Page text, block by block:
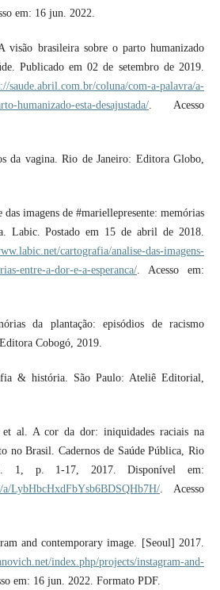
em: 16 jun. 2022.
visão brasileira sobre o parto humanizado
Publicado em 02 de setembro de 2019.
saude.abril.com.br/coluna/com-a-palavra/a-
humanizado-esta-desajustada/. Acesso
da vagina. Rio de Janeiro: Editora Globo,
imagens de #mariellepresente: memórias
Labic. Postado em 15 de abril de 2018.
cartografia/analise-das-imagens-
entre-a-dor-e-a-esperanca/. Acesso em:
da plantação: episódios de racismo
Cobogó, 2019.
& história. São Paulo: Ateliê Editorial,
al. A cor da dor: iniquidades raciais na
no Brasil. Cadernos de Saúde Pública, Rio
1, p. 1-17, 2017. Disponível em:
LybHbcHxdFbYsb6BDSQHb7H/. Acesso
and contemporary image. [Seoul] 2017.
index.php/projects/instagram-and-
em: 16 jun. 2022. Formato PDF.